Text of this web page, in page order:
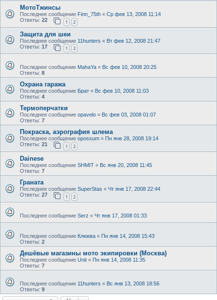
МотоТжинсы
Последнее сообщение Finn_75th « Ср фев 13, 2008 11:14
Ответы: 22 1 2
Защита для шеи
Последнее сообщение 11hunters « Вт фев 12, 2008 21:47
Ответы: 17 1 2
Последнее сообщение MahaYa « Вс фев 10, 2008 20:25
Ответы: 8
Охрана гаража
Последнее сообщение Брат « Вс фев 10, 2008 11:03
Ответы: 4
Термоперчатки
Последнее сообщение opavelo « Вс фев 03, 2008 01:07
Ответы: 7
Покраска, аэрография шлема
Последнее сообщение opossum « Пн янв 28, 2008 19:14
Ответы: 21 1 2
Dainese
Последнее сообщение SHMIT « Вс янв 20, 2008 11:45
Ответы: 7
Граната
Последнее сообщение SuperStas « Чт янв 17, 2008 22:44
Ответы: 27 1 2
Последнее сообщение Serz « Чт янв 17, 2008 01:33
Последнее сообщение Клюква « Пн янв 14, 2008 15:43
Ответы: 2
Дешёвые магазины мото экипировки (Москва)
Последнее сообщение Unit « Пн янв 14, 2008 11:35
Ответы: 7
Последнее сообщение 11hunters « Вс янв 13, 2008 18:56
Ответы: 9